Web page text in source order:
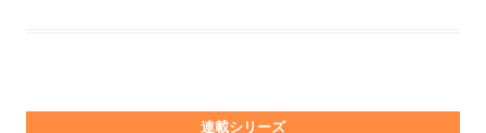
連載シリーズ